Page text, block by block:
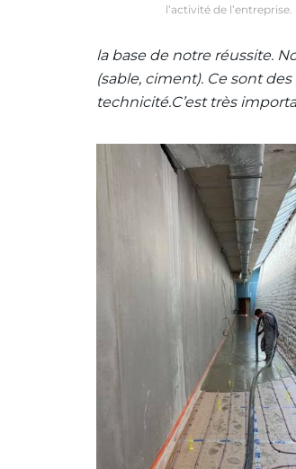
l’activité de
la base de notre réussite.
(sable, ciment). Ce sont
technicité.C’est très